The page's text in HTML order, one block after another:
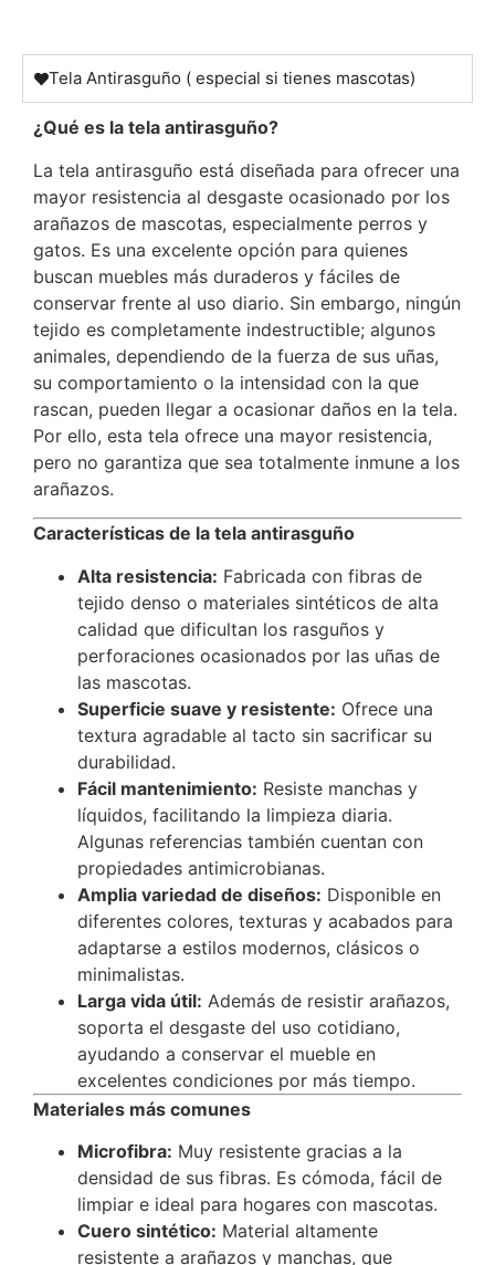
Tela Antirasguño ( especial si tienes mascotas)
¿Qué es la tela antirasguño?
La tela antirasguño está diseñada para ofrecer una
mayor resistencia al desgaste ocasionado por los
arañazos de mascotas, especialmente perros y
gatos. Es una excelente opción para quienes
buscan muebles más duraderos y fáciles de
conservar frente al uso diario. Sin embargo, ningún
tejido es completamente indestructible; algunos
animales, dependiendo de la fuerza de sus uñas,
su comportamiento o la intensidad con la que
rascan, pueden llegar a ocasionar daños en la tela.
Por ello, esta tela ofrece una mayor resistencia,
pero no garantiza que sea totalmente inmune a los
arañazos.
Características de la tela antirasguño
Alta resistencia: Fabricada con fibras de
tejido denso o materiales sintéticos de alta
calidad que dificultan los rasguños y
perforaciones ocasionados por las uñas de
las mascotas.
Superficie suave y resistente: Ofrece una
textura agradable al tacto sin sacrificar su
durabilidad.
Fácil mantenimiento: Resiste manchas y
líquidos, facilitando la limpieza diaria.
Algunas referencias también cuentan con
propiedades antimicrobianas.
Amplia variedad de diseños: Disponible en
diferentes colores, texturas y acabados para
adaptarse a estilos modernos, clásicos o
minimalistas.
Larga vida útil: Además de resistir arañazos,
soporta el desgaste del uso cotidiano,
ayudando a conservar el mueble en
excelentes condiciones por más tiempo.
Materiales más comunes
Microfibra: Muy resistente gracias a la
densidad de sus fibras. Es cómoda, fácil de
limpiar e ideal para hogares con mascotas.
Cuero sintético: Material altamente
resistente a arañazos y manchas, que